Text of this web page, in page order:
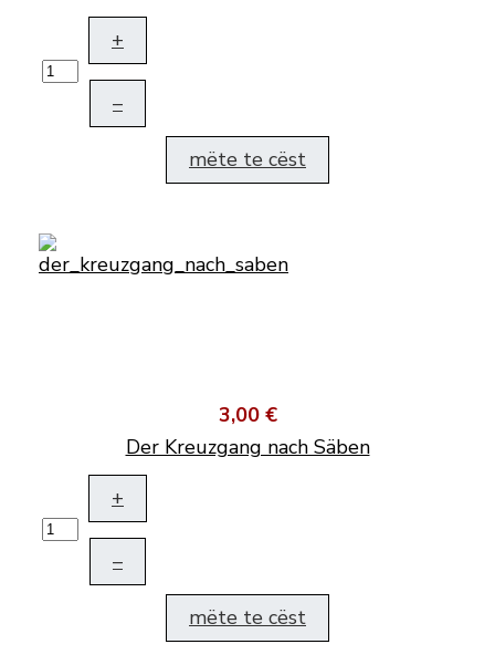
+
–
mëte te cëst
3,00 €
Der Kreuzgang nach Säben
+
–
mëte te cëst